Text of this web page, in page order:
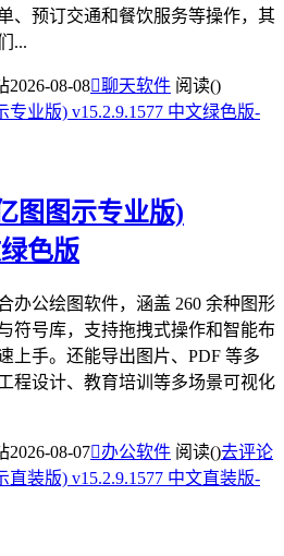
、预订交通和餐饮服务等操作，其
...
2026-08-08聊天软件 阅读()
图图示专业版)
色版
办公绘图软件，涵盖 260 余种图形
符号库，支持拖拽式操作和智能布
上手。还能导出图片、PDF 等多
程设计、教育培训等多场景可视化
2026-08-07办公软件 阅读()去评论